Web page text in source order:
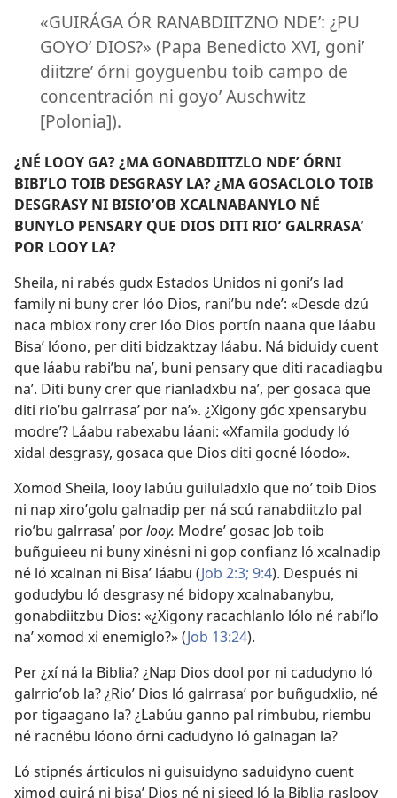
«GUIRÁGA ÓR RANABDIITZNO NDEʼ: ¿PU
GOYOʼ DIOS?» (Papa Benedicto XVI, goniʼ
diitzreʼ órni goyguenbu toib campo de
concentración ni goyoʼ Auschwitz
[Polonia]).
¿NÉ LOOY GA? ¿MA GONABDIITZLO NDEʼ ÓRNI
BIBIʼLO TOIB DESGRASY LA? ¿MA GOSACLOLO TOIB
DESGRASY NI BISIOʼOB XCALNABANYLO NÉ
BUNYLO PENSARY QUE DIOS DITI RIOʼ GALRRASAʼ
POR LOOY LA?
Sheila, ni rabés gudx Estados Unidos ni goniʼs lad
family ni buny crer lóo Dios, raniʼbu ndeʼ: «Desde dzú
naca mbiox rony crer lóo Dios portín naana que láabu
Bisaʼ lóono, per diti bidzaktzay láabu. Ná biduidy cuent
que láabu rabiʼbu naʼ, buni pensary que diti racadiagbu
naʼ. Diti buny crer que rianladxbu naʼ, per gosaca que
diti rioʼbu galrrasaʼ por naʼ». ¿Xigony góc xpensarybu
modreʼ? Láabu rabexabu láani: «Xfamila godudy ló
xidal desgrasy, gosaca que Dios diti gocné lóodo».
Xomod Sheila, looy labúu guiluladxlo que noʼ toib Dios
ni nap xiroʼgolu galnadip per ná scú ranabdiitzlo pal
rioʼbu galrrasaʼ porlooy. Modreʼ gosac Job toib
buñguieeu ni buny xinésni ni gop confianz ló xcalnadip
né ló xcalnan ni Bisaʼ láabu (Job 2:3; 9:4). Después ni
godudybu ló desgrasy né bidopy xcalnabanybu,
gonabdiitzbu Dios: «¿Xigony racachlanlo lólo né rabiʼlo
naʼ xomod xi enemiglo?» (Job 13:24).
Per ¿xí ná la Biblia? ¿Nap Dios dool por ni cadudyno ló
galrrioʼob la? ¿Rioʼ Dios ló galrrasaʼ por buñgudxlio, né
por tigaagano la? ¿Labúu ganno pal rimbubu, riembu
né racnébu lóono órni cadudyno ló galnagan la?
Ló stipnés árticulos ni guisuidyno saduidyno cuent
ximod guirá ni bisaʼ Dios né ni sieed ló la Biblia raslooy